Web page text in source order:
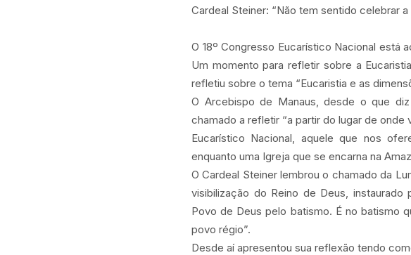
Cardeal Steiner: “Não tem sentido celebrar
O 18º Congresso Eucarístico Nacional está
Um momento para refletir sobre a
refletiu sobre o tema “Eucaristia e as
O Arcebispo de Manaus, desde o que
chamado a refletir “a partir do lugar de
Eucarístico Nacional, aquele que nos
enquanto uma Igreja que se encarna na
O Cardeal Steiner lembrou o chamado da
visibilização do Reino de Deus,
Povo de Deus pelo batismo. É no batismo
povo régio”.
Desde aí apresentou sua reflexão tendo